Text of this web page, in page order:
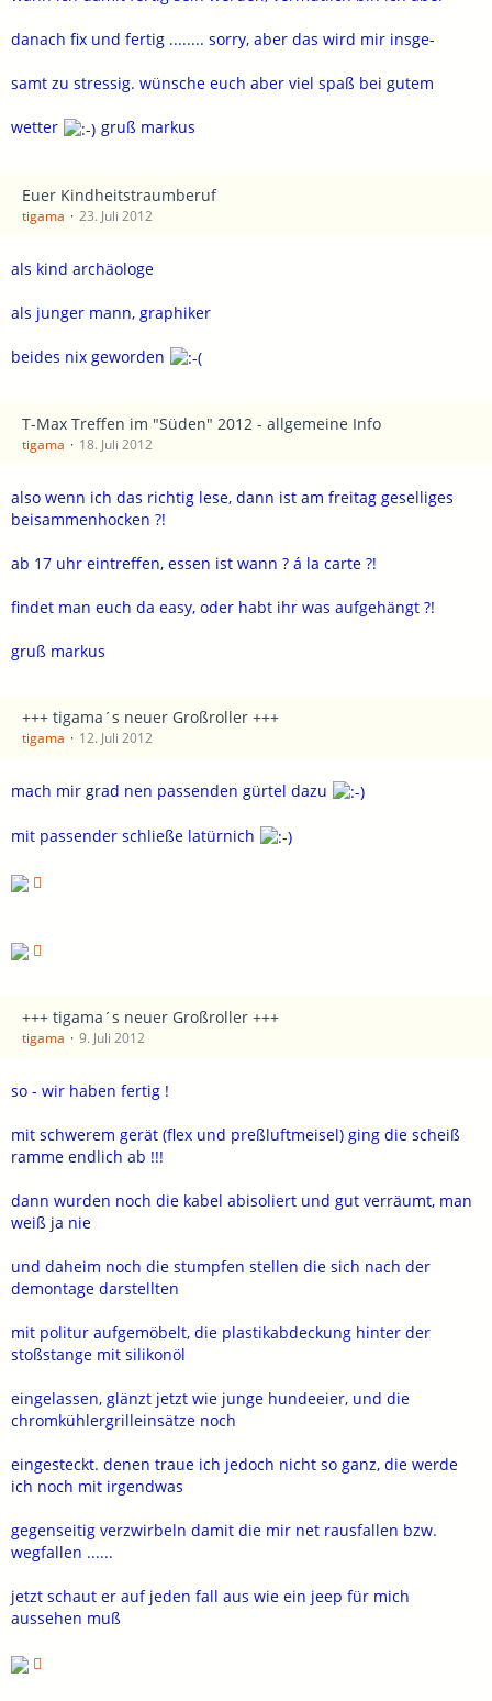
danach fix und fertig ........ sorry, aber das wird mir insge-
samt zu stressig. wünsche euch aber viel spaß bei gutem
wetter gruß markus
Euer Kindheitstraumberuf
tigama 23. Juli 2012
als kind archäologe
als junger mann, graphiker
beides nix geworden
T-Max Treffen im "Süden" 2012 - allgemeine Info
tigama 18. Juli 2012
also wenn ich das richtig lese, dann ist am freitag geselliges
beisammenhocken ?!
ab 17 uhr eintreffen, essen ist wann ? á la carte ?!
findet man euch da easy, oder habt ihr was aufgehängt ?!
gruß markus
+++ tigama´s neuer Großroller +++
tigama 12. Juli 2012
mach mir grad nen passenden gürtel dazu
mit passender schließe latürnich
+++ tigama´s neuer Großroller +++
tigama 9. Juli 2012
so - wir haben fertig !
mit schwerem gerät (flex und preßluftmeisel) ging die scheiß
ramme endlich ab !!!
dann wurden noch die kabel abisoliert und gut verräumt, man
weiß ja nie
und daheim noch die stumpfen stellen die sich nach der
demontage darstellten
mit politur aufgemöbelt, die plastikabdeckung hinter der
stoßstange mit silikonöl
eingelassen, glänzt jetzt wie junge hundeeier, und die
chromkühlergrilleinsätze noch
eingesteckt. denen traue ich jedoch nicht so ganz, die werde
ich noch mit irgendwas
gegenseitig verzwirbeln damit die mir net rausfallen bzw.
wegfallen ......
jetzt schaut er auf jeden fall aus wie ein jeep für mich
aussehen muß